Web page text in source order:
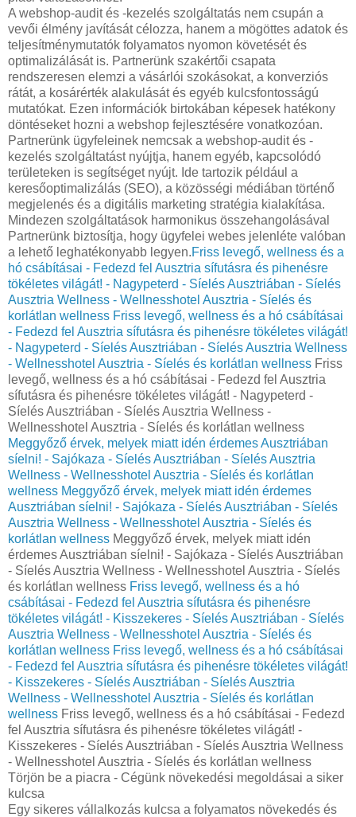
A webshop-audit és -kezelés szolgáltatás nem csupán a
vevői élmény javítását célozza, hanem a mögöttes adatok és
teljesítménymutatók folyamatos nyomon követését és
optimalizálását is. Partnerünk szakértői csapata
rendszeresen elemzi a vásárlói szokásokat, a konverziós
rátát, a kosárérték alakulását és egyéb kulcsfontosságú
mutatókat. Ezen információk birtokában képesek hatékony
döntéseket hozni a webshop fejlesztésére vonatkozóan.
Partnerünk ügyfeleinek nemcsak a webshop-audit és -
kezelés szolgáltatást nyújtja, hanem egyéb, kapcsolódó
területeken is segítséget nyújt. Ide tartozik például a
keresőoptimalizálás (SEO), a közösségi médiában történő
megjelenés és a digitális marketing stratégia kialakítása.
Mindezen szolgáltatások harmonikus összehangolásával
Partnerünk biztosítja, hogy ügyfelei webes jelenléte valóban
a lehető leghatékonyabb legyen.Friss levegő, wellness és a
hó csábításai - Fedezd fel Ausztria sífutásra és pihenésre
tökéletes világát! - Nagypeterd - Síelés Ausztriában - Síelés
Ausztria Wellness - Wellnesshotel Ausztria - Síelés és
korlátlan wellness Friss levegő, wellness és a hó csábításai
- Fedezd fel Ausztria sífutásra és pihenésre tökéletes világát!
- Nagypeterd - Síelés Ausztriában - Síelés Ausztria Wellness
- Wellnesshotel Ausztria - Síelés és korlátlan wellness Friss
levegő, wellness és a hó csábításai - Fedezd fel Ausztria
sífutásra és pihenésre tökéletes világát! - Nagypeterd -
Síelés Ausztriában - Síelés Ausztria Wellness -
Wellnesshotel Ausztria - Síelés és korlátlan wellness
Meggyőző érvek, melyek miatt idén érdemes Ausztriában
síelni! - Sajókaza - Síelés Ausztriában - Síelés Ausztria
Wellness - Wellnesshotel Ausztria - Síelés és korlátlan
wellness Meggyőző érvek, melyek miatt idén érdemes
Ausztriában síelni! - Sajókaza - Síelés Ausztriában - Síelés
Ausztria Wellness - Wellnesshotel Ausztria - Síelés és
korlátlan wellness Meggyőző érvek, melyek miatt idén
érdemes Ausztriában síelni! - Sajókaza - Síelés Ausztriában
- Síelés Ausztria Wellness - Wellnesshotel Ausztria - Síelés
és korlátlan wellness Friss levegő, wellness és a hó
csábításai - Fedezd fel Ausztria sífutásra és pihenésre
tökéletes világát! - Kisszekeres - Síelés Ausztriában - Síelés
Ausztria Wellness - Wellnesshotel Ausztria - Síelés és
korlátlan wellness Friss levegő, wellness és a hó csábításai
- Fedezd fel Ausztria sífutásra és pihenésre tökéletes világát!
- Kisszekeres - Síelés Ausztriában - Síelés Ausztria
Wellness - Wellnesshotel Ausztria - Síelés és korlátlan
wellness Friss levegő, wellness és a hó csábításai - Fedezd
fel Ausztria sífutásra és pihenésre tökéletes világát! -
Kisszekeres - Síelés Ausztriában - Síelés Ausztria Wellness
- Wellnesshotel Ausztria - Síelés és korlátlan wellness
Törjön be a piacra - Cégünk növekedési megoldásai a siker
kulcsa
Egy sikeres vállalkozás kulcsa a folyamatos növekedés és